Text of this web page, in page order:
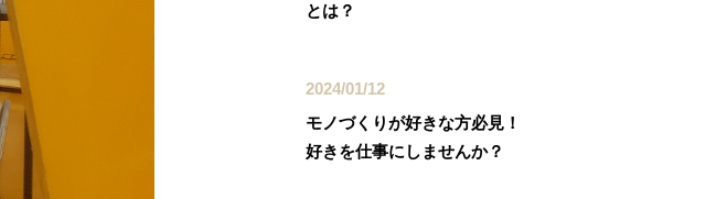
とは？
2024/01/12
モノづくりが好きな方必見！
好きを仕事にしませんか？